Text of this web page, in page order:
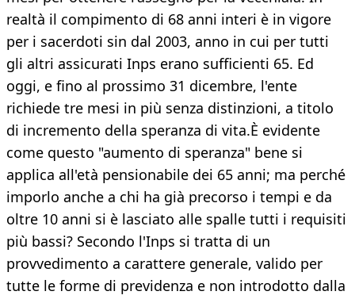
realtà il compimento di 68 anni interi è in vigore
per i sacerdoti sin dal 2003, anno in cui per tutti
gli altri assicurati Inps erano sufficienti 65. Ed
oggi, e fino al prossimo 31 dicembre, l'ente
richiede tre mesi in più senza distinzioni, a titolo
di incremento della speranza di vita.È evidente
come questo "aumento di speranza" bene si
applica all'età pensionabile dei 65 anni; ma perché
imporlo anche a chi ha già precorso i tempi e da
oltre 10 anni si è lasciato alle spalle tutti i requisiti
più bassi? Secondo l'Inps si tratta di un
provvedimento a carattere generale, valido per
tutte le forme di previdenza e non introdotto dalla